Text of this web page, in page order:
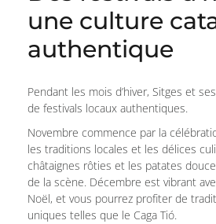
une culture
authentique
Pendant les mois d’hiver, Sitges et
de festivals locaux authentiques.
Novembre commence par la
les traditions locales et les délices
châtaignes rôties et les patates
de la scène. Décembre est vibrant
Noël, et vous pourrez profiter de
uniques telles que le Caga Tió.